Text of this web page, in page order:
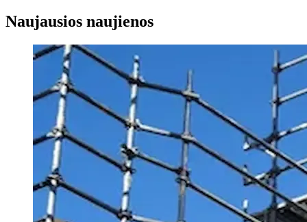
Naujausios naujienos